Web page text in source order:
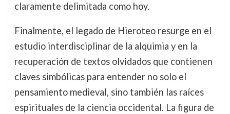
claramente delimitada como hoy.
Finalmente, el legado de Hieroteo resurge en el
estudio interdisciplinar de la alquimia y en la
recuperación de textos olvidados que contienen
claves simbólicas para entender no solo el
pensamiento medieval, sino también las raíces
espirituales de la ciencia occidental. La figura de